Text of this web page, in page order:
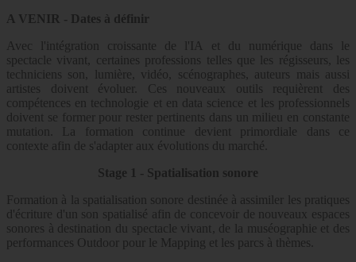
A VENIR - Dates à définir
Avec l'intégration croissante de l'IA et du numérique dans le
spectacle vivant, certaines professions telles que les régisseurs, les
techniciens son, lumière, vidéo, scénographes, auteurs mais aussi
artistes doivent évoluer. Ces nouveaux outils requièrent des
compétences en technologie et en data science et les professionnels
doivent se former pour rester pertinents dans un milieu en constante
mutation. La formation continue devient primordiale dans ce
contexte afin de s'adapter aux évolutions du marché.
Stage 1 - Spatialisation sonore
Formation à la spatialisation sonore destinée à assimiler les pratiques
d'écriture d'un son spatialisé afin de concevoir de nouveaux espaces
sonores à destination du spectacle vivant, de la muséographie et des
performances Outdoor pour le Mapping et les parcs à thèmes.